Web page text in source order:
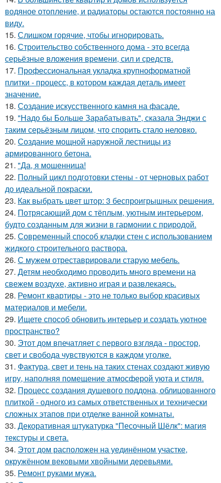
водяное отопление, и радиаторы остаются постоянно на
виду.
15. Слишком горячие, чтобы игнорировать.
16. Строительство собственного дома - это всегда
серьёзные вложения времени, сил и средств.
17. Профессиональная укладка крупноформатной
плитки - процесс, в котором каждая деталь имеет
значение.
18. Создание искусственного камня на фасаде.
19. "Надо бы Больше Зарабатывать", сказала Энджи с
таким серьёзным лицом, что спорить стало неловко.
20. Создание мощной наружной лестницы из
армированного бетона.
21. "Да, я мошенница!
22. Полный цикл подготовки стены - от черновых работ
до идеальной покраски.
23. Как выбрать цвет штор: 3 беспроигрышных решения.
24. Потрясающий дом с тёплым, уютным интерьером,
будто созданным для жизни в гармонии с природой.
25. Современный способ кладки стен с использованием
жидкого строительного раствора.
26. С мужем отреставрировали старую мебель.
27. Детям необходимо проводить много времени на
свежем воздухе, активно играя и развлекаясь.
28. Ремонт квартиры - это не только выбор красивых
материалов и мебели.
29. Ищете способ обновить интерьер и создать уютное
пространство?
30. Этот дом впечатляет с первого взгляда - простор,
свет и свобода чувствуются в каждом уголке.
31. Фактура, свет и тень на таких стенах создают живую
игру, наполняя помещение атмосферой уюта и стиля.
32. Процесс создания душевого поддона, облицованного
плиткой - одного из самых ответственных и технически
сложных этапов при отделке ванной комнаты.
33. Декоративная штукатурка "Песочный Шёлк": магия
текстуры и света.
34. Этот дом расположен на уединённом участке,
окружённом вековыми хвойными деревьями.
35. Ремонт руками мужа.